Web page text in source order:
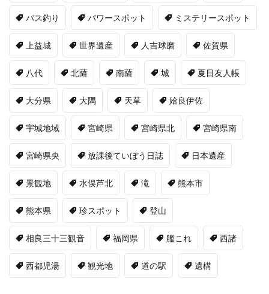
バス釣り パワースポット ミステリースポット
上益城 世界遺産 人吉球磨 佐賀県
八代 北薩 南薩 城 夏目友人帳
大分県 大隅 天草 姶良伊佐
宇城地域 宮崎県 宮崎県北 宮崎県南
宮崎県央 放課後ていぼう日誌 日本遺産
景観地 水俣芦北 滝 熊本市
熊本県 珍スポット 登山
相良三十三観音 福岡県 艦これ 西諸
西都児湯 観光地 道の駅 遺構